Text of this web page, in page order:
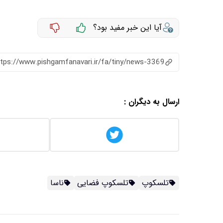
آیا این خبر مفید بود؟
www.pishgamfanavari.ir/fa/tiny/news-3369
ارسال به دیگران :
تلسکوپ تلسکوپ فضایی ناسا